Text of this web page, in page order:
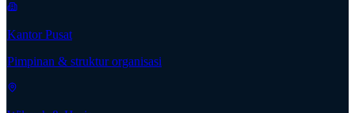
Kantor Pusat
Pimpinan & struktur organisasi